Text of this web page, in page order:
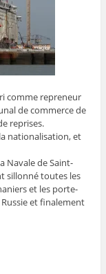
comme repreneur
de commerce de
reprises.
nationalisation, et
Navale de Saint-
sillonné toutes les
et les porte-
et finalement